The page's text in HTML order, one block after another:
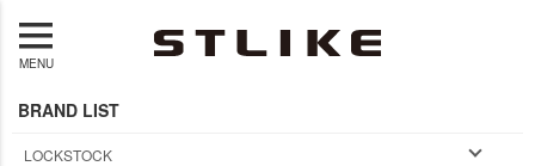
MENU
BRAND LIST
LOCKSTOCK